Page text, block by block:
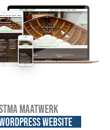
Maatwerk
website